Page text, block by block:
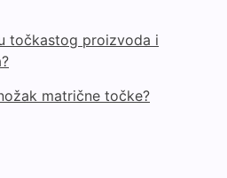
točkastog proizvoda i
matrične točke?